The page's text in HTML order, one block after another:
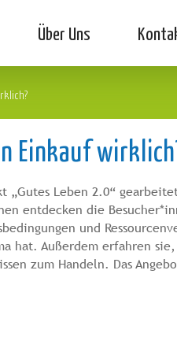
Über Uns
Einkauf
„Gutes Leben 2.0“
entdecken die
und
hat. Außerdem erfahren
zum Handeln. Das